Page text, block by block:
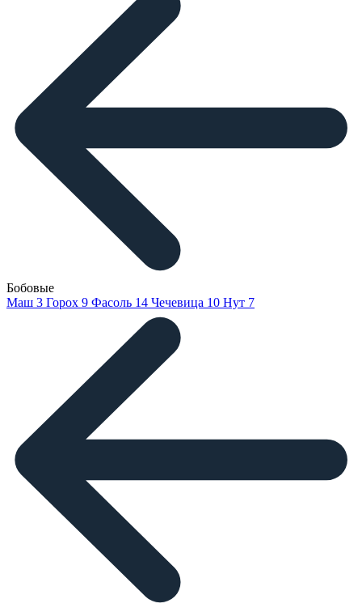
Бобовые
Маш 3 Горох 9 Фасоль 14 Чечевица 10 Нут 7